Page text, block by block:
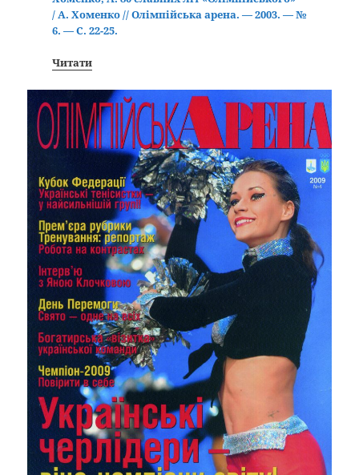
/ А. Хоменко // Олімпійська арена. — 2003. — №
6. — С. 22-25.
Читати